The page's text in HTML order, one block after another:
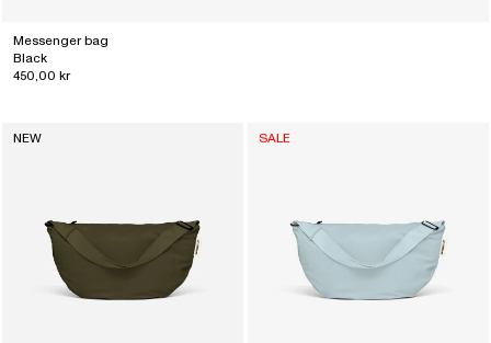
Messenger bag
Black
450,00 kr
NEW SALE